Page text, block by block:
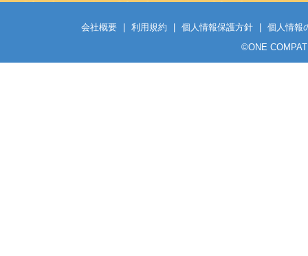
会社概要 利用規約 個人情報保護方針
個人情報
©ONE